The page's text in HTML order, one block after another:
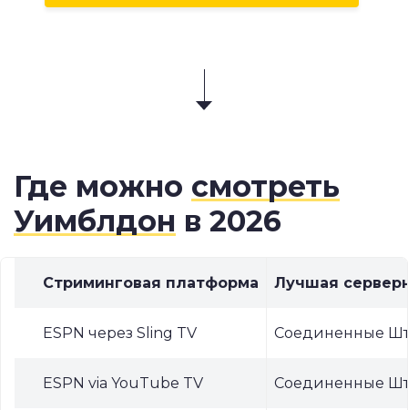
Где можно смотреть
Уимблдон в 2026
Стриминговая платформа Лучшая
ESPN через Sling TV Соединенные
ESPN via YouTube TV Соединенные